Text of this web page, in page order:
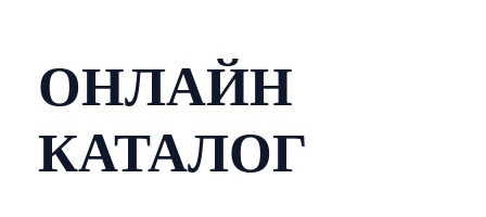
ОНЛАЙН
КАТАЛОГ